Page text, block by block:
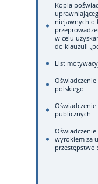
Kopia
niejawnych o
w celu
do klauzuli
List
polskiego
publicznych
wyrokiem za
przestępstwo